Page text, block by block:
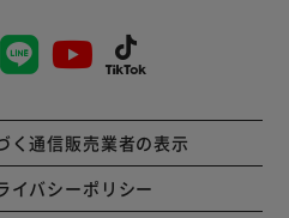
く通信販売業者の表示
イバシーポリシー